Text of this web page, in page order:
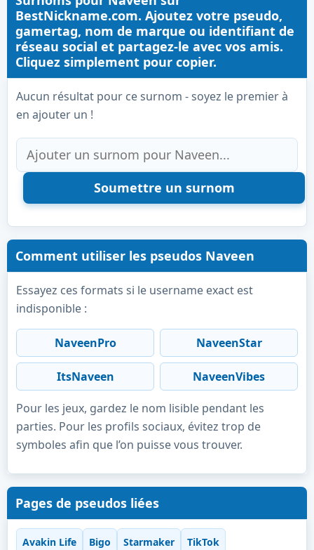
BestNickname.com. Ajoutez votre pseudo,
gamertag, nom de marque ou identifiant de
réseau social et partagez-le avec vos amis.
Cliquez simplement pour copier.
Aucun résultat pour ce surnom - soyez le premier à
en ajouter un !
Comment utiliser les pseudos Naveen
Essayez ces formats si le username exact est
indisponible :
NaveenPro NaveenStar
ItsNaveen NaveenVibes
Pour les jeux, gardez le nom lisible pendant les
parties. Pour les profils sociaux, évitez trop de
symboles afin que l’on puisse vous trouver.
Pages de pseudos liées
Avakin Life Bigo Starmaker TikTok